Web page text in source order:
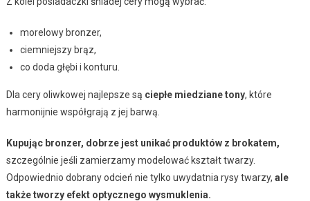
morelowy bronzer,
ciemniejszy brąz,
co doda głębi i konturu.
Dla cery oliwkowej najlepsze są ciepłe miedziane tony, które
harmonijnie współgrają z jej barwą.
Kupując bronzer, dobrze jest unikać produktów z brokatem,
szczególnie jeśli zamierzamy modelować kształt twarzy.
Odpowiednio dobrany odcień nie tylko uwydatnia rysy twarzy, ale
także tworzy efekt optycznego wysmuklenia.